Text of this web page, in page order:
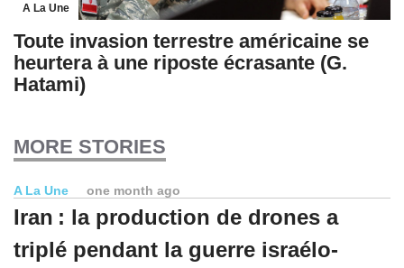
A La Une
Toute invasion terrestre américaine se
heurtera à une riposte écrasante (G.
Hatami)
MORE STORIES
A La Une one month ago
Iran : la production de drones a
triplé pendant la guerre israélo-